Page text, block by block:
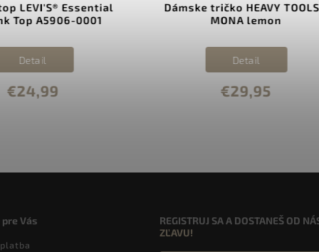
tričko HEAVY TOOLS /
MONA lemon
€29,95
Detail
Dámske tričko
2166270 01D0
€29,99
Detail
Vás REGISTRUJ SA A DOSTANEŠ OD
ZĽAVU!